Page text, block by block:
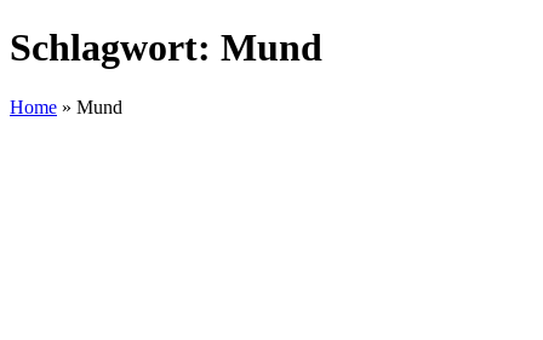
Schlagwort: Mund
Home » Mund